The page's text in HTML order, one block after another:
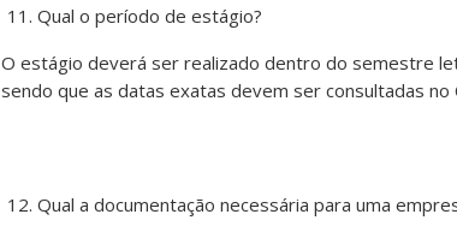
Qual o período de estágio?
O estágio deverá ser realizado dentro do semestre
sendo que as datas exatas devem ser consultadas no
Qual a documentação necessária para uma